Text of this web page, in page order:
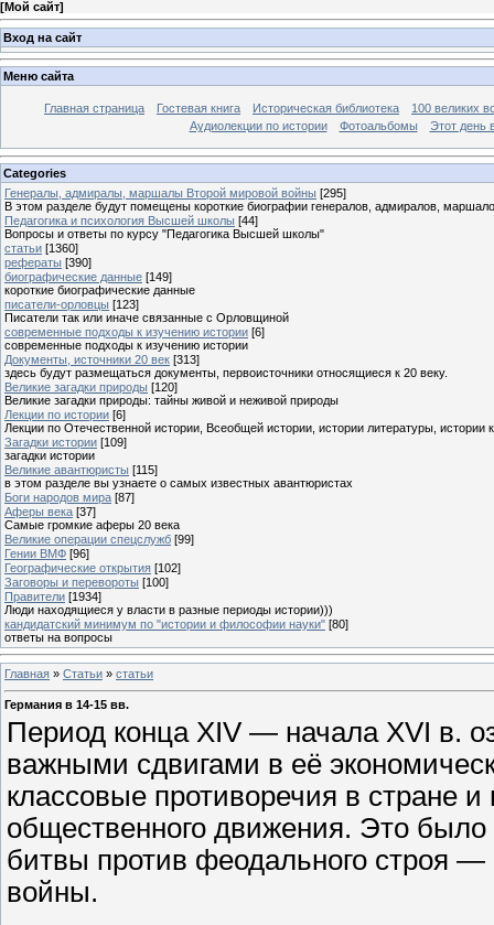
[Мой сайт]
Вход на сайт
Меню сайта
Главная страница Гостевая книга Историческая библиотека
100 великих
Аудиолекции по истории
Фотоальбомы Этот день
Categories
Генералы, адмиралы, маршалы Второй мировой войны [295]
В этом разделе будут помещены короткие биографии генералов, адмиралов,
Педагогика и психология Высшей школы [44]
Вопросы и ответы по курсу "Педагогика Высшей школы"
статьи [1360]
рефераты [390]
биографические данные [149]
короткие биографические данные
писатели-орловцы [123]
Писатели так или иначе связанные с Орловщиной
современные подходы к изучению истории [6]
современные подходы к изучению истории
Документы, источники 20 век [313]
здесь будут размещаться документы, первоисточники относящиеся к 20 веку.
Великие загадки природы [120]
Великие загадки природы: тайны живой и неживой природы
Лекции по истории [6]
Лекции по Отечественной истории, Всеобщей истории, истории литературы, истории
Загадки истории [109]
загадки истории
Великие авантюристы [115]
в этом разделе вы узнаете о самых известных авантюристах
Боги народов мира [87]
Аферы века [37]
Самые громкие аферы 20 века
Великие операции спецслужб [99]
Гении ВМФ [96]
Географические открытия [102]
Заговоры и перевороты [100]
Правители [1934]
Люди находящиеся у власти в разные периоды истории)))
кандидатский минимум по "истории и философии науки" [80]
ответы на вопросы
Главная » Статьи » статьи
Германия в 14-15 вв.
Период конца XIV — начала XVI в.
важными сдвигами в её
классовые противоречия в
общественного движения. Это было
битвы против феодального строя
войны.